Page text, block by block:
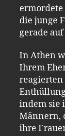
die junge
gerade
In Athen
Ihrem
reagierten
indem sie
Männern,
ihre